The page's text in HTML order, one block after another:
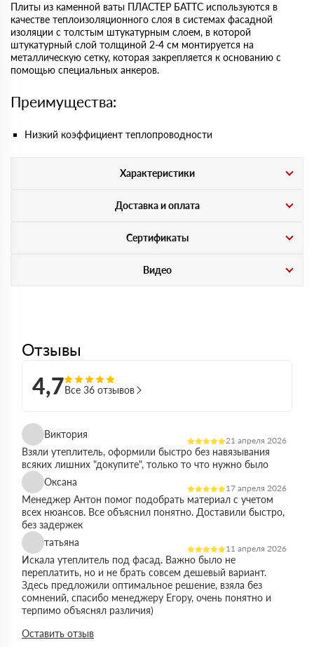
Плиты из каменной ваты ПЛАСТЕР БАТТС используются в
качестве теплоизоляционного слоя в системах фасадной
изоляции с толстым штукатурным слоем, в которой
штукатурный слой толщиной 2-4 см монтируется на
металлическую сетку, которая закрепляется к основанию с
помощью специальных анкеров.
Преимущества:
Низкий коэффициент теплопроводности
Характеристики
Доставка и оплата
Сертификаты
Видео
Отзывы
4,7Все 36 отзывов
Виктория
21 апреля 2026
Взяли утеплитель, оформили быстро без навязывания
всяких лишних "докупите", только то что нужно было
Оксана
17 апреля 2026
Менеджер Антон помог подобрать материал с учетом
всех нюансов. Все объяснил понятно. Доставили быстро,
без задержек
татьяна
11 апреля 2026
Искала утеплитель под фасад. Важно было не
переплатить, но и не брать совсем дешевый вариант.
Здесь предложили оптимальное решение, взяла без
сомнений, спасибо менеджеру Егору, очень понятно и
терпимо объяснял различия)
Оставить отзыв